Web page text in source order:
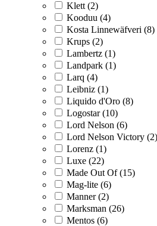
Klett (2)
Kooduu (4)
Kosta Linnewäfveri (8)
Krups (2)
Lambertz (1)
Landpark (1)
Larq (4)
Leibniz (1)
Liquido d'Oro (8)
Logostar (10)
Lord Nelson (6)
Lord Nelson Victory (2)
Lorenz (1)
Luxe (22)
Made Out Of (15)
Mag-lite (6)
Manner (2)
Marksman (26)
Mentos (6)